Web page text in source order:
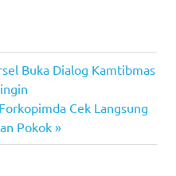
Buka Dialog Kamtibmas
Cek Langsung
Pokok